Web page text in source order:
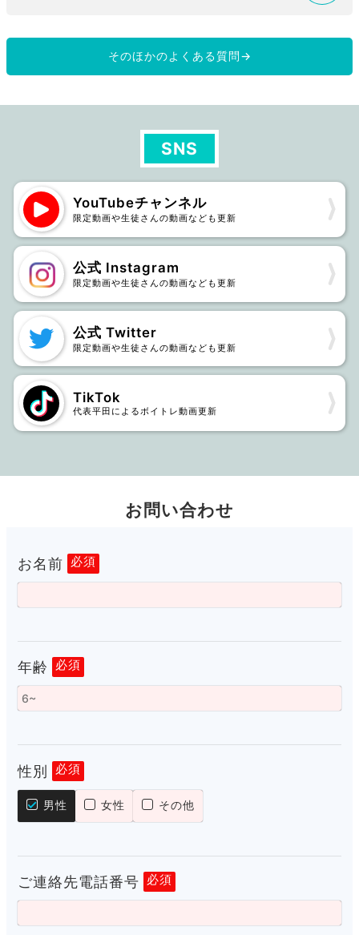
そのほかのよくある質問→
SNS
YouTubeチャンネル
限定動画や生徒さんの動画なども更新
公式 Instagram
限定動画や生徒さんの動画なども更新
公式 Twitter
限定動画や生徒さんの動画なども更新
TikTok
代表平田によるボイトレ動画更新
お問い合わせ
お名前 必須
年齢 必須
性別 必須
男性 女性 その他
ご連絡先電話番号 必須